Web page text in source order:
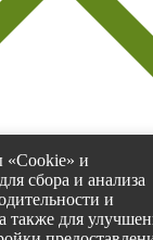
и
сбора и анализа
и
также для